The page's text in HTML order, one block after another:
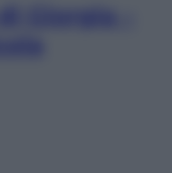
Giorgia –